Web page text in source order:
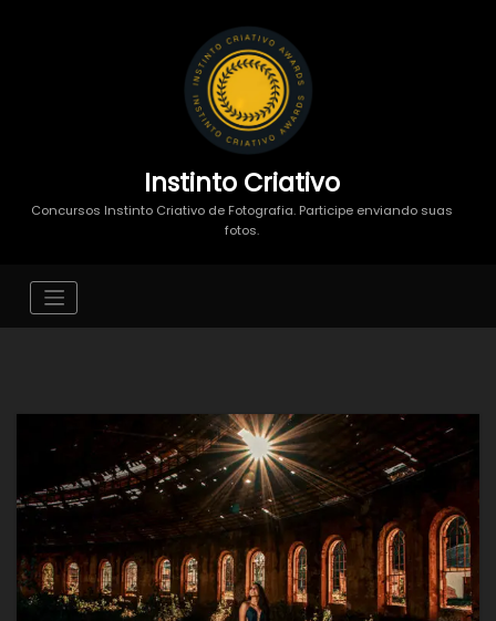
Instinto Criativo
Concursos Instinto Criativo de Fotografia. Participe enviando suas
fotos.